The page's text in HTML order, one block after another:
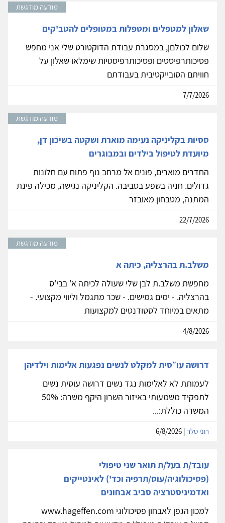
מודעה מודגשת
שאלון למטפלים ומטפלות במטופלים להטב'קים
שלום לכולםן, במסגרת עבודת הדוקטורט שלי אני מחפש
פסיכותרפיסטים ופסיכותרפיסטיות שימלאו שאלון על
חוויתם הסובייקטיבית בעבודתם
7/7/2026
מודעה מודגשת
ססיות בקליניקה נעימה מוארת ושקטה בשיכון דן,
מיועדת לטיפול בילדים ובמבוגרים
החדרים מוארים, פונים אל מרחב נוף פתוח עם חלונות
גדולים. חניה בשפע בסביבה. הקליניקה נגישה, מכילה פינת
המתנה, מטבחון מאובזר
22/7/2026
מודעה מודגשת
משלב.ת בהרצליה, כיתה א
מחפשת משלב.ת לבן שלי שעולה לכיתה א' בבי'ס
בהרצליה. - ימים גמישים. - שכר מתגמל וליווי מקצועי. -
מתאים במיוחד לסטודנטים למקצועות
4/8/2026
דרושה עו״סית למקלט לנשים נפגעות אלימות וילדיהן
לעמותת לא לאלימות נגד נשים דרושה עוסית נשים
לתפקיד משמעותי באיזור השרון היקף משרה: 50%
המשרה כוללת:...
רוני טלר
עובד/ת בעל/ת תואר שני טיפולי
(פסיכולוגיה/עוס/תרפיה וכד') לאינטייקים
ואדמיניסטרציה סביב אבחונים
למכון הגפן לאבחון פסיכולוגי www.hageffen.com